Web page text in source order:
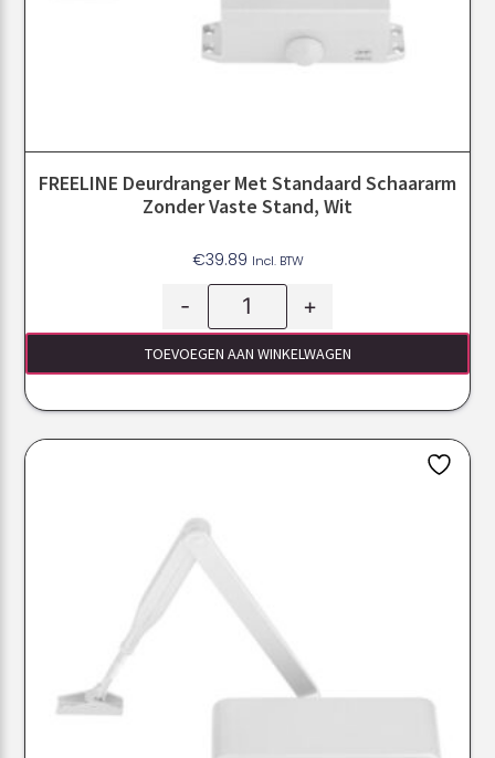
FREELINE Deurdranger Met Standaard Schaararm
Zonder Vaste Stand, Wit
€39.89 Incl. BTW
- +
TOEVOEGEN AAN WINKELWAGEN